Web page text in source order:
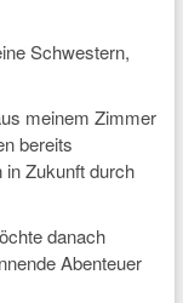
Schwestern,
meinem Zimmer
bereits
Zukunft durch
danach
Abenteuer